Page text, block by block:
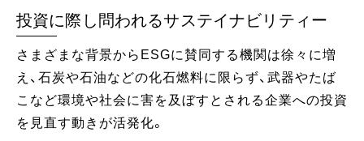
投資に際し問われるサステイナビリティー
さまざまな背景からESGに賛同する機関は徐々に増
え、石炭や石油などの化石燃料に限らず、武器やたば
こなど環境や社会に害を及ぼすとされる企業への投資
を見直す動きが活発化。